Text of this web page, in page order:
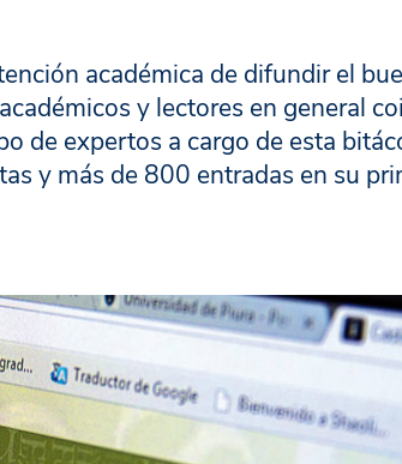
académica de difundir el
y lectores en general
de expertos a cargo de esta
y más de 800 entradas en su